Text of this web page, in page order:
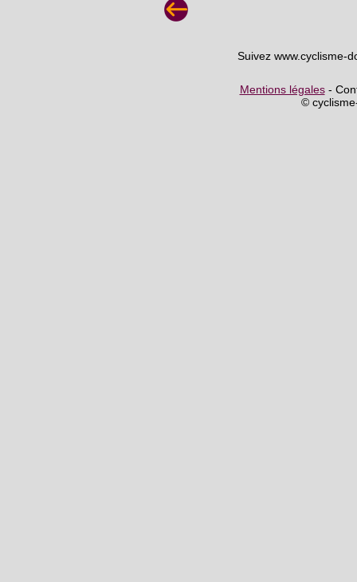
Suivez www.cyclisme-
Mentions légales-
©